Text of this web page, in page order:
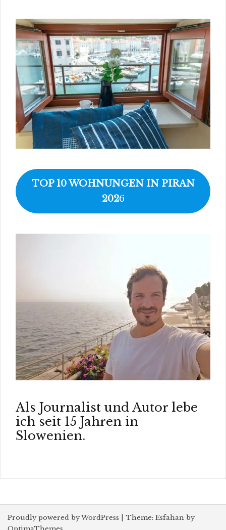
TOP 10 WOHNUNGEN IN PIRAN
2026
Als Journalist und Autor lebe
ich seit 15 Jahren in
Slowenien.
Proudly powered by WordPress Theme: Esfahan by